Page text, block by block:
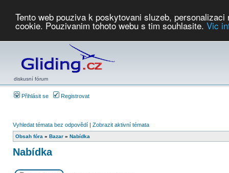
Tento web pouziva k poskytovani sluzeb,
cookie. Pouzivanim tohoto webu s tim souhlasite. Vic
diskusní fórum
Přihlásit se Registrovat
Vyhledat témata bez odpovědí | Zobrazit aktivní témata
Obsah fóra » Bazar » Nabídka
Nabídka